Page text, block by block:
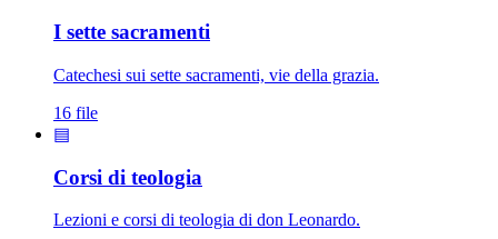
I sette sacramenti
Catechesi sui sette sacramenti, vie della grazia.
16 file
▤
Corsi di teologia
Lezioni e corsi di teologia di don Leonardo.